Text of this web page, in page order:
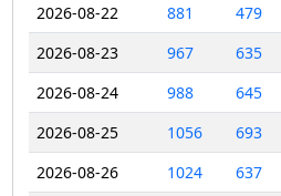
2026-08-22
881 479
2026-08-23
967 635
2026-08-24
988 645
2026-08-25
1056 693
2026-08-26
1024 637